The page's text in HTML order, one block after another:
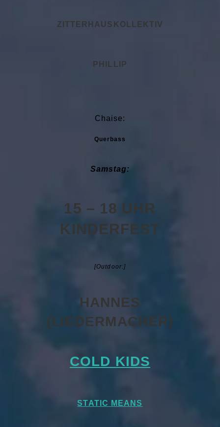
ZITTERHAUSKOLLEKTIV
PHILLIP
Chaise:
Querbass
Samstag:
15 – 18 UHR
KINDERFEST
[Outdoor:]
HANNES
(LIEDERMACHER)
COLD KIDS
STATIC MEANS